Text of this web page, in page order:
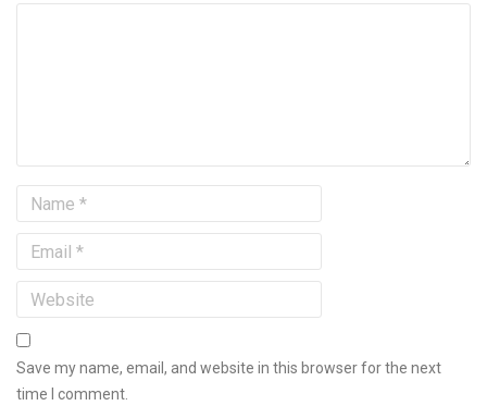
Save my name, email, and website in this browser for the next
time I comment.